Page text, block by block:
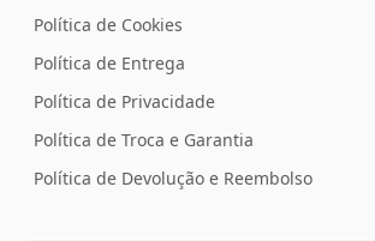
Política de Cookies
Política de Entrega
Política de Privacidade
Política de Troca e Garantia
Política de Devolução e Reembolso